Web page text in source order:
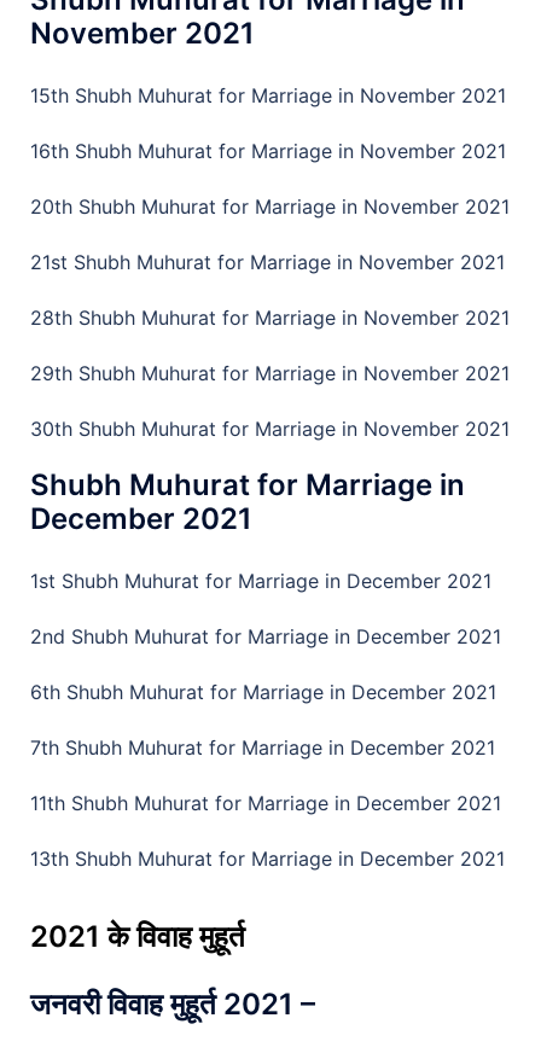
November 2021
15th Shubh Muhurat for Marriage in November 2021
16th Shubh Muhurat for Marriage in November 2021
20th Shubh Muhurat for Marriage in November 2021
21st Shubh Muhurat for Marriage in November 2021
28th Shubh Muhurat for Marriage in November 2021
29th Shubh Muhurat for Marriage in November 2021
30th Shubh Muhurat for Marriage in November 2021
Shubh Muhurat for Marriage in
December 2021
1st Shubh Muhurat for Marriage in December 2021
2nd Shubh Muhurat for Marriage in December 2021
6th Shubh Muhurat for Marriage in December 2021
7th Shubh Muhurat for Marriage in December 2021
11th Shubh Muhurat for Marriage in December 2021
13th Shubh Muhurat for Marriage in December 2021
2021 के विवाह मुहूर्त
जनवरी विवाह मुहूर्त 2021 –